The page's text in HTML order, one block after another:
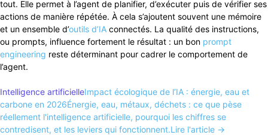
tout. Elle permet à l’agent de planifier, d’exécuter puis de vérifier ses
actions de manière répétée. À cela s’ajoutent souvent une mémoire
et un ensemble d’outils d’IA connectés. La qualité des instructions,
ou prompts, influence fortement le résultat : un bon prompt
engineering reste déterminant pour cadrer le comportement de
l’agent.
Intelligence artificielleImpact écologique de l’IA : énergie, eau et
carbone en 2026Énergie, eau, métaux, déchets : ce que pèse
réellement l'intelligence artificielle, pourquoi les chiffres se
contredisent, et les leviers qui fonctionnent.Lire l'article →